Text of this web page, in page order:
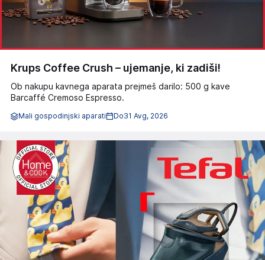
Krups Coffee Crush – ujemanje, ki zadiši!
Ob nakupu kavnega aparata prejmeš darilo: 500 g kave
Barcaffé Cremoso Espresso.
Mali gospodinjski aparati Do31 Avg, 2026